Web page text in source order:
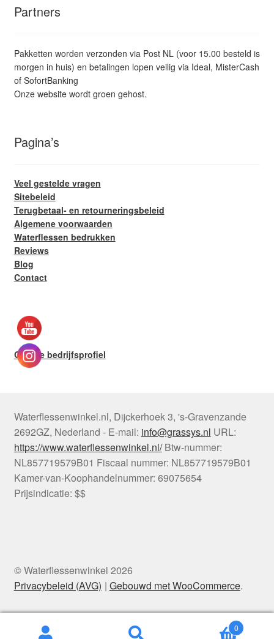
Partners
Pakketten worden verzonden via Post NL (voor 15.00 besteld is
morgen in huis) en betalingen lopen veilig via Ideal, MisterCash
of SofortBanking
Onze website wordt groen gehost.
Pagina’s
Veel gestelde vragen
Sitebeleid
Terugbetaal- en retourneringsbeleid
Algemene voorwaarden
Waterflessen bedrukken
Reviews
Blog
Contact
Google bedrijfsprofiel
Waterflessenwinkel.nl, Dijckerhoek 3, 's-Gravenzande
2692GZ, Nederland - E-mail: info@grassys.nl URL:
https://www.waterflessenwinkel.nl/ Btw-nummer:
NL857719579B01 Fiscaal nummer: NL857719579B01
Kamer-van-Koophandelnummer: 69075654
Prijsindicatie: $$
© Waterflessenwinkel 2026
Privacybeleid (AVG)
Gebouwd met WooCommerce.
0